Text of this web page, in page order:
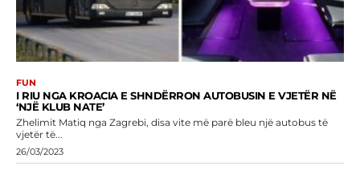
FUN
I RIU NGA KROACIA E SHNDËRRON AUTOBUSIN E VJETËR NË
‘NJË KLUB NATE’
Zhelimit Matiq nga Zagrebi, disa vite më parë bleu një autobus të
vjetër të...
26/03/2023